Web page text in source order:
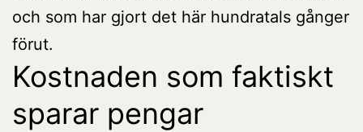
och som har gjort det här hundratals gånger
förut.
Kostnaden som faktiskt
sparar pengar